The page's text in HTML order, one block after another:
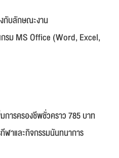
กับลักษณะงาน
กรม MS Office (Word, Excel,
การครองชีพชั่วคราว 785 บาท
าและกิจกรรมนันทนาการ